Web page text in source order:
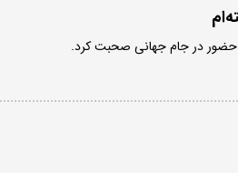
حضور در جام جهانی صحبت کرد.